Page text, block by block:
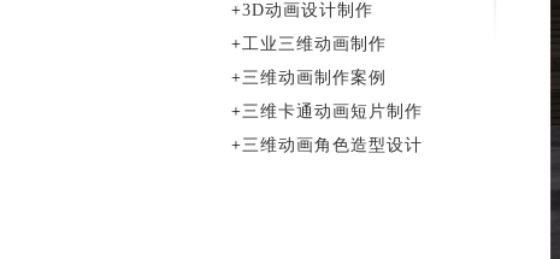
+3D动画设计制作
+工业三维动画制作
+三维动画制作案例
+三维卡通动画短片制作
+三维动画角色造型设计